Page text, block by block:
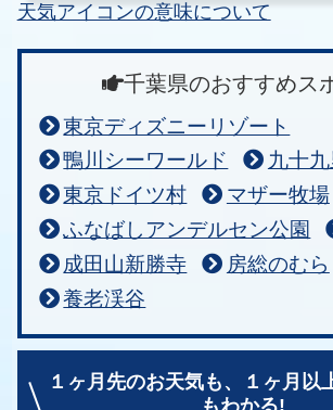
天気アイコンの意味について
千葉県のおすすめス
東京ディズニーリゾート
鴨川シーワールド
九十
東京ドイツ村
マザー牧場
ふなばしアンデルセン公園
成田山新勝寺
房総のむら
養老渓谷
１ヶ月先のお天気も、
１ヶ月以
もわかる!